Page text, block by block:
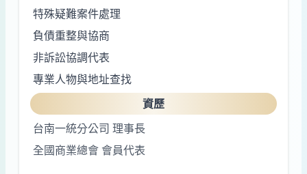
特殊疑難案件處理
負債重整與協商
非訴訟協調代表
專業人物與地址查找
資歷
台南一統分公司 理事長
全國商業總會 會員代表